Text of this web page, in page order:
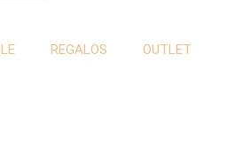
REGALOS OUTLET